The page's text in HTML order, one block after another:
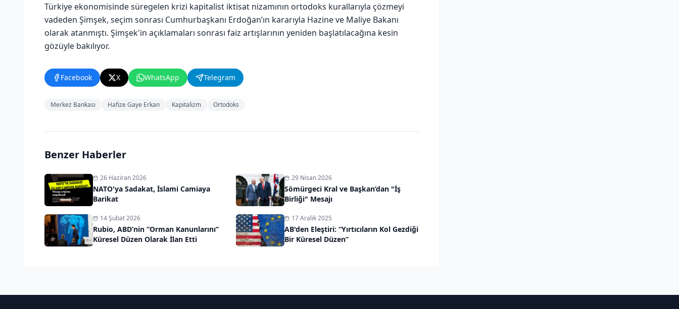
Türkiye ekonomisinde süregelen krizi kapitalist iktisat nizamının ortodoks kurallarıyla çözmeyi
vadeden Şimşek, seçim sonrası Cumhurbaşkanı Erdoğan’ın kararıyla Hazine ve Maliye Bakanı
olarak atanmıştı. Şimşek'in açıklamaları sonrası faiz artışlarının yeniden başlatılacağına kesin
gözüyle bakılıyor.
Facebook X WhatsApp Telegram
Merkez Bankası Hafize Gaye Erkan Kapitalizm Ortodoks
Benzer Haberler
26 Haziran 2026
NATO'ya Sadakat, İslami Camiaya
Barikat
29 Nisan 2026
Sömürgeci Kral ve Başkan’dan "İş
Birliği" Mesajı
14 Şubat 2026
Rubio, ABD’nin “Orman Kanunlarını”
Küresel Düzen Olarak İlan Etti
17 Aralık 2025
AB'den Eleştiri: “Yırtıcıların Kol Gezdiği
Bir Küresel Düzen”